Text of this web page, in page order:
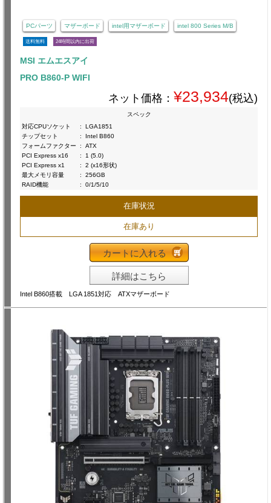
PCパーツ マザーボード intel用マザーボード intel 800 Series M/B
送料無料 24時間以内に出荷
MSI エムエスアイ
PRO B860-P WIFI
ネット価格： ¥23,934(税込)
スペック
対応CPUソケット
:
LGA1851
チップセット
:
Intel B860
フォームファクター
:
ATX
PCI Express x16
:
1 (5.0)
PCI Express x1
:
2 (x16形状)
最大メモリ容量
:
256GB
RAID機能
: 0/1/5/10
在庫状況
在庫あり
カートに入れる
詳細はこちら
Intel B860搭載 LGA 1851対応 ATXマザーボード